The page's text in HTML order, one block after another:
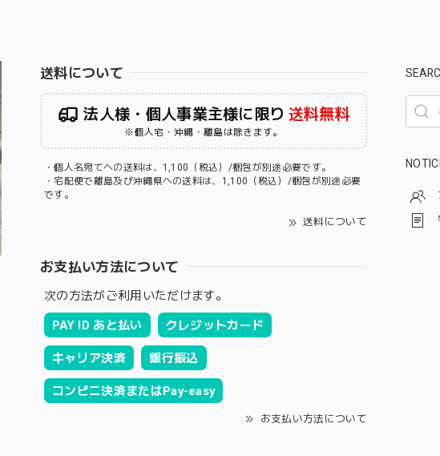
送料について
法人様・個人事業主様に限り 送料無料
※個人宅・沖縄・離島は除きます。
・個人名宛てへの送料は、1,100（税込）/梱包が別途必要です。
・宅配便で離島及び沖縄県への送料は、1,100（税込）/梱包が別途必要
です。
送料について
お支払い方法について
次の方法がご利用いただけます。
PAY ID あと払い クレジットカード
キャリア決済 銀行振込
コンビニ決済またはPay-easy
お支払い方法について